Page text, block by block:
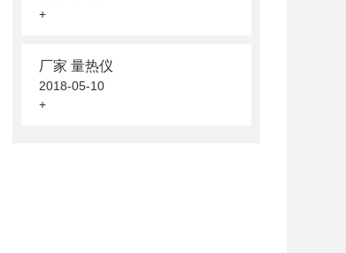
+
厂家 量热仪
2018-05-10
+